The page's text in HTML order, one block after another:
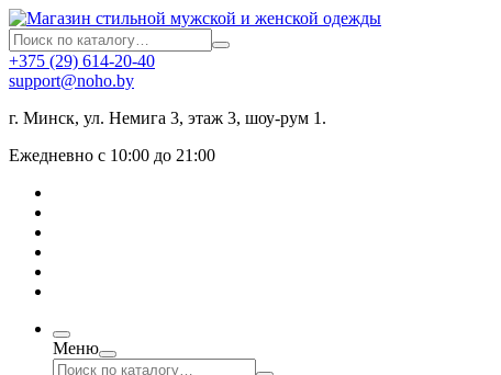
+375 (29) 614-20-40
support@noho.by
г. Минск, ул. Немига 3, этаж 3, шоу-рум 1.
Ежедневно с 10:00 до 21:00
Меню